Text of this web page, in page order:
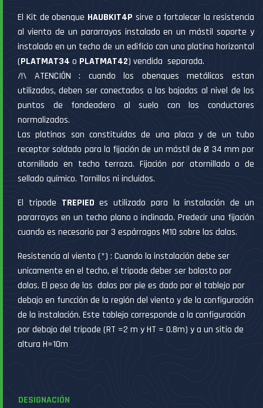
El Kit de obenque HAUBKIT4P sirve a fortalecer la resistencia
al viento de un pararrayos instalado en un mástil soporte y
instalado en un techo de un edificio con una platina horizontal
(PLATMAT34 o PLATMAT42) vendida separada.
/!\ ATENCIÓN : cuando los obenques metálicos estan
utilizados, deben ser conectados a las bajadas al nivel de los
puntos de fondeadero al suelo con los conductores
normalizados.
Las platinas son constituidas de una placa y de un tubo
receptor soldado para la fijación de un mástil de Ø 34 mm por
atornillado en techo terraza. Fijación por atornillado o de
sellado químico. Tornillos ni incluidos.
El tripode TREPIEDes utilizado para la instalación de un
pararrayos en un techo plano o inclinado. Predecir una fijación
cuando es necesario por 3 espárragos M10 sobre las dalas.
Resistencia al viento (*) : Cuando la instalación debe ser
unicamente en el techo, el tripode deber ser balasto por
dalas. El peso de las dalas por pie es dado por el tablejo por
debajo en funcción de la región del viento y de la configuración
de la instalación. Este tablejo corresponde a la configuración
por debajo del tripode (RT =2 m y HT = 0.8m) y a un sitio de
altura H=10m
DESIGNACIÓN